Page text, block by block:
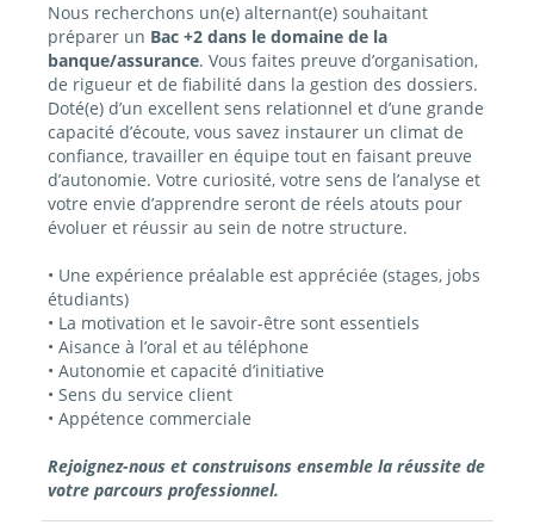
Nous recherchons un(e) alternant(e) souhaitant
préparer un Bac +2 dans le domaine de la
banque/assurance. Vous faites preuve d’organisation,
de rigueur et de fiabilité dans la gestion des dossiers.
Doté(e) d’un excellent sens relationnel et d’une grande
capacité d’écoute, vous savez instaurer un climat de
confiance, travailler en équipe tout en faisant preuve
d’autonomie. Votre curiosité, votre sens de l’analyse et
votre envie d’apprendre seront de réels atouts pour
évoluer et réussir au sein de notre structure.
• Une expérience préalable est appréciée (stages, jobs
étudiants)
• La motivation et le savoir-être sont essentiels
• Aisance à l’oral et au téléphone
• Autonomie et capacité d’initiative
• Sens du service client
• Appétence commerciale
Rejoignez-nous et construisons ensemble la réussite de
votre parcours professionnel.